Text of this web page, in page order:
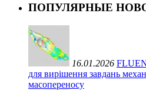
ПОПУЛЯРНЫЕ
16.01.2026
для вирішення завдань
масопереносу